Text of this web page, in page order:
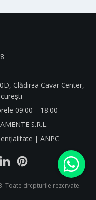
Clădirea Cavar Center,
09:00 – 18:00
S.R.L.
| ANPC
Toate drepturile rezervate.